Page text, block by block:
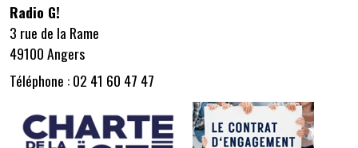
Radio G!
3 rue de la Rame
49100 Angers
Téléphone : 02 41 60 47 47